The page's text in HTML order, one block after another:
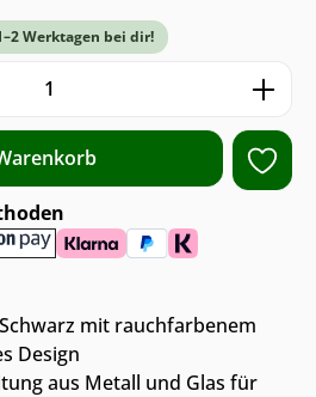
Werktagen bei dir!
Gib den
mit rauchfarbenem
Design
aus Metall und Glas für